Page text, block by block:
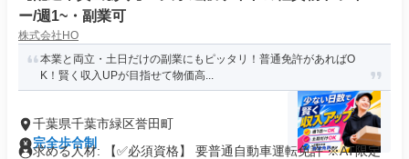
ー/週1~・副業可
株式会社HO
本業と両立・土日だけの副業にもピッタリ！普通免許があればO
K！賢く収入UPが目指せて物価高...
千葉県千葉市緑区誉田町
完全歩合制
求める人材: 【✅必須資格】 要普通自動車運転免許 ※AT限定